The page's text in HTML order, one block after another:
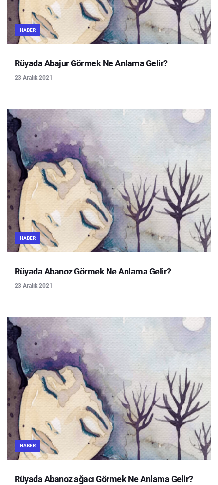
HABER
Rüyada Abajur Görmek Ne Anlama Gelir?
23 Aralık 2021
HABER
Rüyada Abanoz Görmek Ne Anlama Gelir?
23 Aralık 2021
HABER
Rüyada Abanoz ağacı Görmek Ne Anlama Gelir?